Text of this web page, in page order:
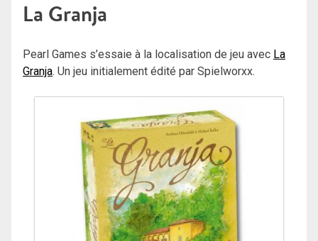
La Granja
Pearl Games s’essaie à la localisation de jeu avec La
Granja. Un jeu initialement édité par Spielworxx.